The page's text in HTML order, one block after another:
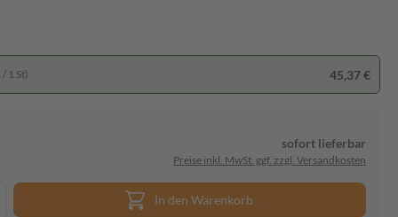
1 St) 45,37 €
sofort lieferbar
Preise inkl. MwSt. ggf. zzgl. Versandkosten
In den Warenkorb